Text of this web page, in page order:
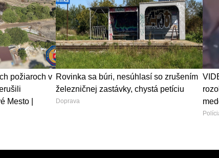
požiaroch v
Mesto |
Rovinka sa búri, nesúhlasí so zrušením
železničnej zastávky, chystá petíciu
Doprava